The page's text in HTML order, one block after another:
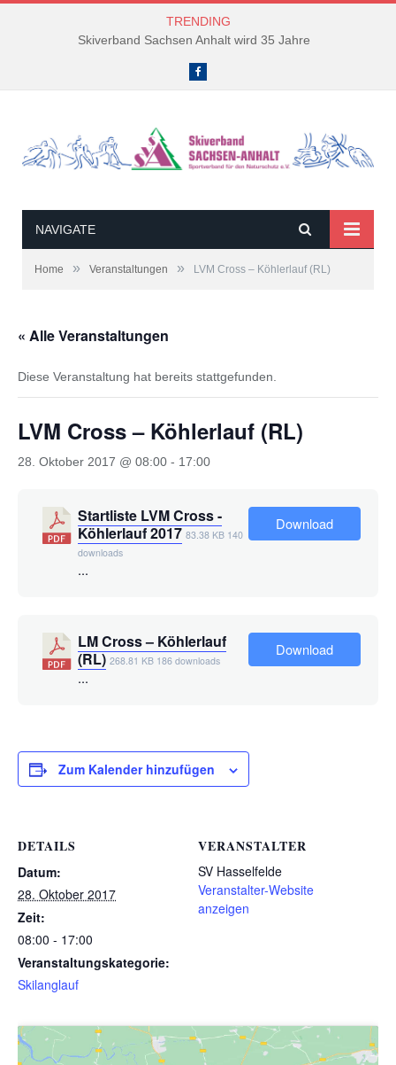
TRENDING
Skiverband Sachsen Anhalt wird 35 Jahre
Facebook
NAVIGATE
Home » Veranstaltungen » LVM Cross – Köhlerlauf (RL)
« Alle Veranstaltungen
Diese Veranstaltung hat bereits stattgefunden.
LVM Cross – Köhlerlauf (RL)
28. Oktober 2017 @ 08:00 - 17:00
Startliste LVM Cross -
Köhlerlauf 2017 83.38 KB 140
downloads
...
Download
LM Cross – Köhlerlauf
(RL) 268.81 KB 186 downloads
...
Download
Zum Kalender hinzufügen
DETAILS
Datum:
28. Oktober 2017
Zeit:
08:00 - 17:00
Veranstaltungskategorie:
Skilanglauf
VERANSTALTER
SV Hasselfelde
Veranstalter-Website
anzeigen